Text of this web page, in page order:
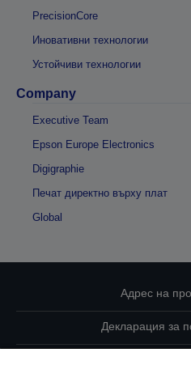
PrecisionCore
Иновативни технологии
Устойчиви технологии
Company
Executive Team
Epson Europe Electronics
Digigraphie
Печат директно върху плат
Global
Адрес на
Декларация за